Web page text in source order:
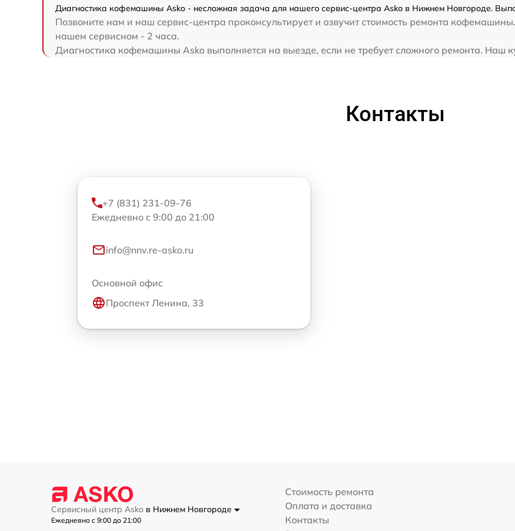
Диагностика кофемашины Asko - несложная задача для нашего сервис-центра Asko в Нижнем Новгороде.
Позвоните нам и наш сервис-центра проконсультирует и озвучит стоимость ремонта
нашем сервисном - 2 часа.
Диагностика кофемашины Asko выполняется на выезде, если не требует сложного ремонта. Наш
Контакты
+7 (831) 231-09-76
Ежедневно с 9:00 до 21:00
info@nnv.re-asko.ru
Основной офис
Проспект Ленина, 33
Сервисный центр Asko в Нижнем Новгороде
Ежедневно с 9:00 до 21:00
Стоимость ремонта
Оплата и доставка
Контакты